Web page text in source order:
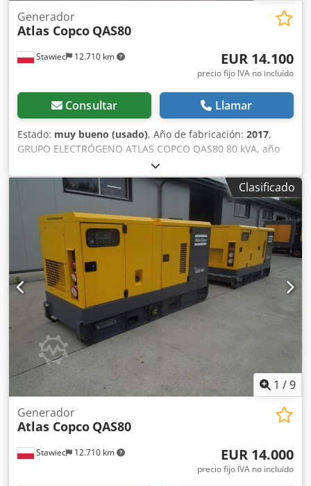
Stawiec 12.710 km
Generador
Atlas Copco QAS80
EUR 14.100
precio fijo IVA no incluído
Consultar Llamar
Estado: muy bueno (usado), Año de fabricación: 2017,
GRUPO ELECTRÓGENO ATLAS COPCO QAS80 80 kVA, año
2017, revisado. Datos técnicos: Potencia: 80 kVA (64 kW);
Año de fabricación: 2017; Motor: PERKINS. Horas de
funcionamiento: 2870. El grupo electrógeno está en
perfecto estado de funcionamiento. Precio neto: 59 500
PLN. Precio bruto: 73 185 PLN. Dodpfxszdc Evj Adkeck
Clasificado
1 /9
Stawiec 12.710 km
Generador
Atlas Copco QAS80
EUR 14.000
precio fijo IVA no incluído